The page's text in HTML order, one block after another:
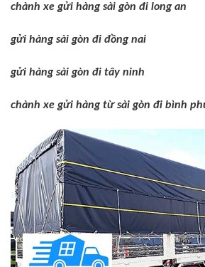
chành xe gửi hàng sài gòn đi long an
gửi hàng sài gòn đi đồng nai
gửi hàng sài gòn đi tây ninh
chành xe gửi hàng từ sài gòn đi bình